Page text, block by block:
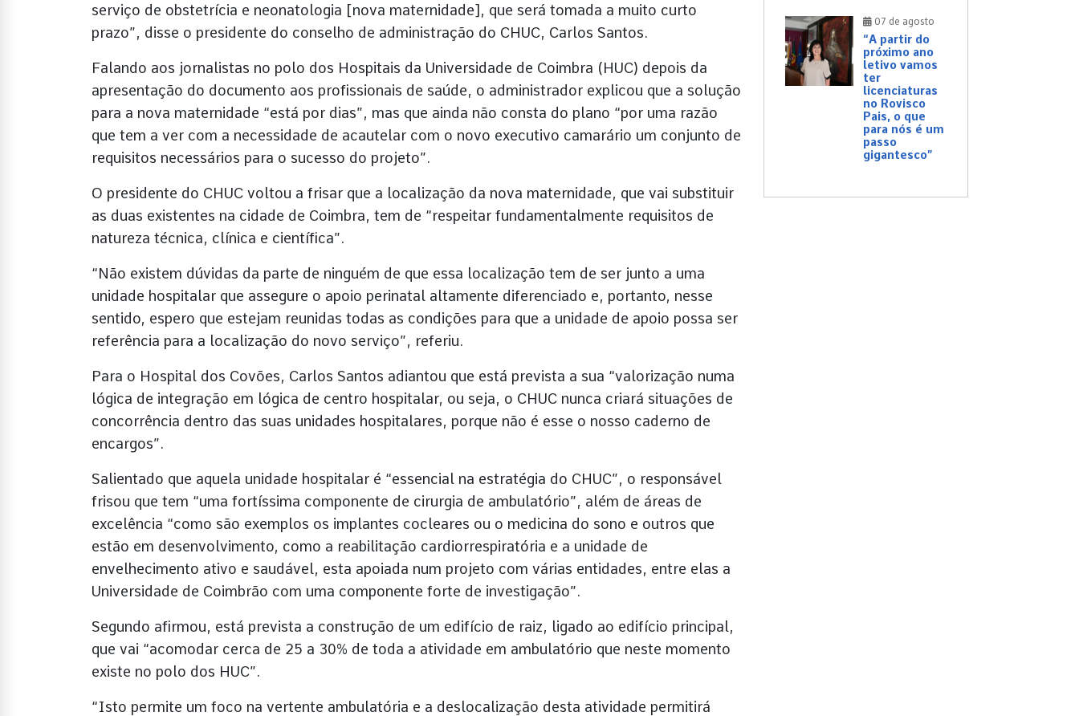
serviço de obstetrícia e neonatologia [nova maternidade], que será tomada a muito curto
prazo”, disse o presidente do conselho de administração do CHUC, Carlos Santos.
Falando aos jornalistas no polo dos Hospitais da Universidade de Coimbra (HUC) depois da
apresentação do documento aos profissionais de saúde, o administrador explicou que a solução
para a nova maternidade “está por dias”, mas que ainda não consta do plano “por uma razão
que tem a ver com a necessidade de acautelar com o novo executivo camarário um conjunto de
requisitos necessários para o sucesso do projeto”.
O presidente do CHUC voltou a frisar que a localização da nova maternidade, que vai substituir
as duas existentes na cidade de Coimbra, tem de “respeitar fundamentalmente requisitos de
natureza técnica, clínica e científica”.
“Não existem dúvidas da parte de ninguém de que essa localização tem de ser junto a uma
unidade hospitalar que assegure o apoio perinatal altamente diferenciado e, portanto, nesse
sentido, espero que estejam reunidas todas as condições para que a unidade de apoio possa ser
referência para a localização do novo serviço”, referiu.
Para o Hospital dos Covões, Carlos Santos adiantou que está prevista a sua “valorização numa
lógica de integração em lógica de centro hospitalar, ou seja, o CHUC nunca criará situações de
concorrência dentro das suas unidades hospitalares, porque não é esse o nosso caderno de
encargos”.
Salientado que aquela unidade hospitalar é “essencial na estratégia do CHUC”, o responsável
frisou que tem “uma fortíssima componente de cirurgia de ambulatório”, além de áreas de
excelência “como são exemplos os implantes cocleares ou o medicina do sono e outros que
estão em desenvolvimento, como a reabilitação cardiorrespiratória e a unidade de
envelhecimento ativo e saudável, esta apoiada num projeto com várias entidades, entre elas a
Universidade de Coimbrão com uma componente forte de investigação”.
Segundo afirmou, está prevista a construção de um edifício de raiz, ligado ao edifício principal,
que vai “acomodar cerca de 25 a 30% de toda a atividade em ambulatório que neste momento
existe no polo dos HUC”.
“Isto permite um foco na vertente ambulatória e a deslocalização desta atividade permitirá
07 de agosto
“A partir do
próximo ano
letivo vamos
ter
licenciaturas
no Rovisco
Pais, o que
para nós é um
passo
gigantesco”